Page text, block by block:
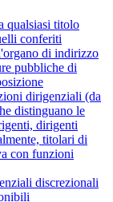
qualsiasi titolo
conferiti
di indirizzo
pubbliche di
dirigenziali (da
distinguano le
dirigenti
titolari di
con funzioni
discrezionali